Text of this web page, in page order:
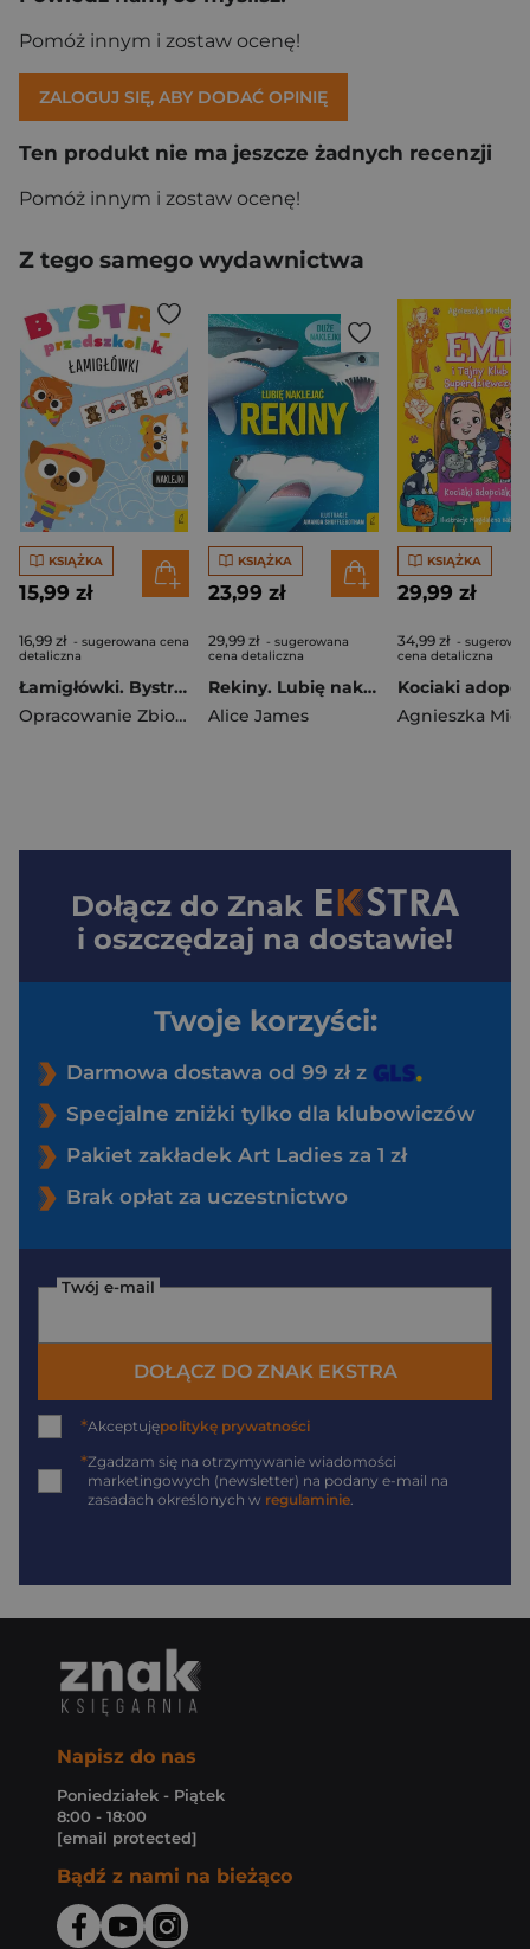
Pomóż innym i zostaw ocenę!
ZALOGUJ SIĘ, ABY DODAĆ OPINIĘ
Ten produkt nie ma jeszcze żadnych recenzji
Pomóż innym i zostaw ocenę!
Z tego samego wydawnictwa
KSIĄŻKA
15,99 zł
16,99 zł - sugerowana cena
detaliczna
Łamigłówki. Bystry przedszkolak
Opracowanie Zbiorowe
KSIĄŻKA
23,99 zł
29,99 zł - sugerowana
cena detaliczna
Rekiny. Lubię naklejać
Alice James
KSIĄŻKA
29,99 zł
34,99 zł -
cena detaliczna
Agnieszka
Dołącz do Znak
i oszczędzaj na dostawie!
Twoje korzyści:
Darmowa dostawa od 99 zł z
Specjalne zniżki tylko dla klubowiczów
Pakiet zakładek Art Ladies za 1 zł
Brak opłat za uczestnictwo
Twój e-mail
DOŁĄCZ DO ZNAK EKSTRA
*Akceptujępolitykę prywatności
*Zgadzam się na otrzymywanie wiadomości
marketingowych (newsletter) na podany e-mail na
zasadach określonych w regulaminie.
Napisz do nas
Poniedziałek - Piątek
8:00 - 18:00
[email protected]
Bądź z nami na bieżąco